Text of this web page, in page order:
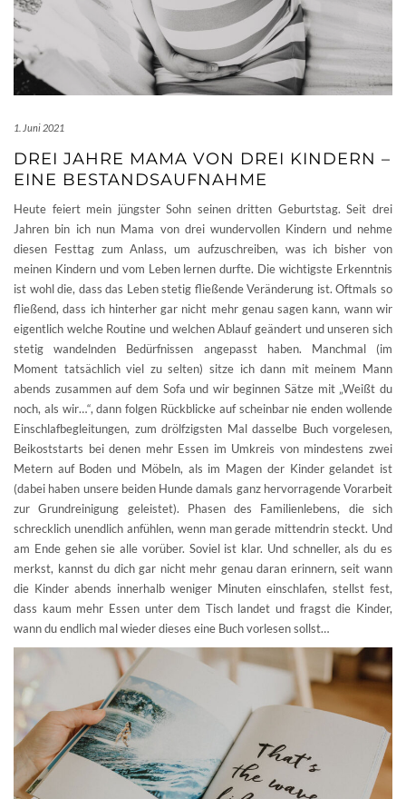
1. Juni 2021
DREI JAHRE MAMA VON DREI KINDERN –
EINE BESTANDSAUFNAHME
Heute feiert mein jüngster Sohn seinen dritten Geburtstag. Seit drei
Jahren bin ich nun Mama von drei wundervollen Kindern und nehme
diesen Festtag zum Anlass, um aufzuschreiben, was ich bisher von
meinen Kindern und vom Leben lernen durfte. Die wichtigste Erkenntnis
ist wohl die, dass das Leben stetig fließende Veränderung ist. Oftmals so
fließend, dass ich hinterher gar nicht mehr genau sagen kann, wann wir
eigentlich welche Routine und welchen Ablauf geändert und unseren sich
stetig wandelnden Bedürfnissen angepasst haben. Manchmal (im
Moment tatsächlich viel zu selten) sitze ich dann mit meinem Mann
abends zusammen auf dem Sofa und wir beginnen Sätze mit „Weißt du
noch, als wir…“, dann folgen Rückblicke auf scheinbar nie enden wollende
Einschlafbegleitungen, zum drölfzigsten Mal dasselbe Buch vorgelesen,
Beikoststarts bei denen mehr Essen im Umkreis von mindestens zwei
Metern auf Boden und Möbeln, als im Magen der Kinder gelandet ist
(dabei haben unsere beiden Hunde damals ganz hervorragende Vorarbeit
zur Grundreinigung geleistet). Phasen des Familienlebens, die sich
schrecklich unendlich anfühlen, wenn man gerade mittendrin steckt. Und
am Ende gehen sie alle vorüber. Soviel ist klar. Und schneller, als du es
merkst, kannst du dich gar nicht mehr genau daran erinnern, seit wann
die Kinder abends innerhalb weniger Minuten einschlafen, stellst fest,
dass kaum mehr Essen unter dem Tisch landet und fragst die Kinder,
wann du endlich mal wieder dieses eine Buch vorlesen sollst…